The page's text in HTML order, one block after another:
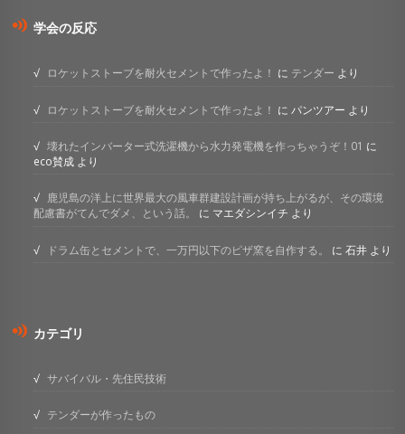
学会の反応
ロケットストーブを耐火セメントで作ったよ！ に テンダー より
ロケットストーブを耐火セメントで作ったよ！ に パンツアー より
壊れたインバーター式洗濯機から水力発電機を作っちゃうぞ！01 に
eco賛成 より
鹿児島の洋上に世界最大の風車群建設計画が持ち上がるが、その環境
配慮書がてんでダメ、という話。
に マエダシンイチ より
ドラム缶とセメントで、一万円以下のピザ窯を自作する。 に石井 より
カテゴリ
サバイバル・先住民技術
テンダーが作ったもの